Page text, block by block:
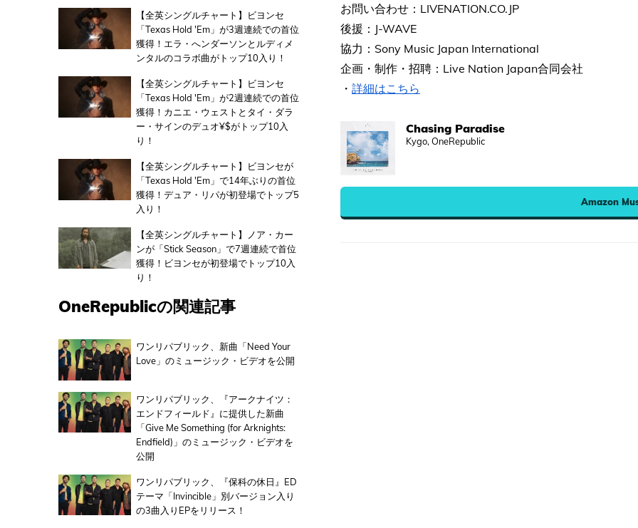
お問い合わせ：LIVENATION.CO.JP
後援：J-WAVE
協力：Sony Music Japan International
企画・制作・招聘：Live Nation Japan合同会社
・ 詳細はこちら
Chasing Paradise
Kygo, OneRepublic
Amazon
【全英シングルチャート】ビヨンセ
「Texas Hold 'Em」が3週連続での首位
獲得！エラ・へンダーソンとルディメ
ンタルのコラボ曲がトップ10入り！
【全英シングルチャート】ビヨンセ
「Texas Hold 'Em」が2週連続での首位
獲得！カニエ・ウェストとタイ・ダラ
ー・サインのデュオ¥$がトップ10入
り！
【全英シングルチャート】ビヨンセが
「Texas Hold 'Em」で14年ぶりの首位
獲得！デュア・リパが初登場でトップ5
入り！
【全英シングルチャート】ノア・カー
ンが「Stick Season」で7週連続で首位
獲得！ビヨンセが初登場でトップ10入
り！
OneRepublicの関連記事
ワンリパブリック、新曲「Need Your
Love」のミュージック・ビデオを公開
ワンリパブリック、『アークナイツ：
エンドフィールド』に提供した新曲
「Give Me Something (for Arknights:
Endfield)」のミュージック・ビデオを
公開
ワンリパブリック、『保科の休日』ED
テーマ「Invincible」別バージョン入り
の3曲入りEPをリリース！